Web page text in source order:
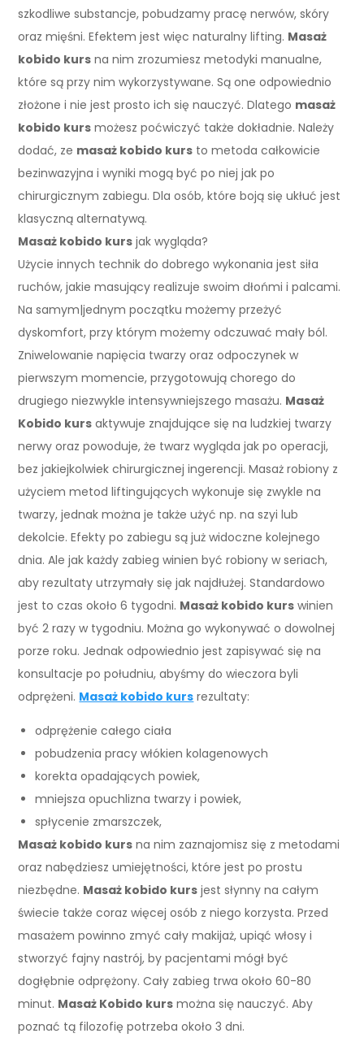
szkodliwe substancje, pobudzamy pracę nerwów, skóry
oraz mięśni. Efektem jest więc naturalny lifting. Masaż
kobido kurs na nim zrozumiesz metodyki manualne,
które są przy nim wykorzystywane. Są one odpowiednio
złożone i nie jest prosto ich się nauczyć. Dlatego masaż
kobido kurs możesz poćwiczyć także dokładnie. Należy
dodać, ze masaż kobido kurs to metoda całkowicie
bezinwazyjna i wyniki mogą być po niej jak po
chirurgicznym zabiegu. Dla osób, które boją się ukłuć jest
klasyczną alternatywą.
Masaż kobido kurs jak wygląda?
Użycie innych technik do dobrego wykonania jest siła
ruchów, jakie masujący realizuje swoim dłońmi i palcami.
Na samym|jednym początku możemy przeżyć
dyskomfort, przy którym możemy odczuwać mały ból.
Zniwelowanie napięcia twarzy oraz odpoczynek w
pierwszym momencie, przygotowują chorego do
drugiego niezwykle intensywniejszego masażu. Masaż
Kobido kurs aktywuje znajdujące się na ludzkiej twarzy
nerwy oraz powoduje, że twarz wygląda jak po operacji,
bez jakiejkolwiek chirurgicznej ingerencji. Masaż robiony z
użyciem metod liftingujących wykonuje się zwykle na
twarzy, jednak można je także użyć np. na szyi lub
dekolcie. Efekty po zabiegu są już widoczne kolejnego
dnia. Ale jak każdy zabieg winien być robiony w seriach,
aby rezultaty utrzymały się jak najdłużej. Standardowo
jest to czas około 6 tygodni. Masaż kobido kurs winien
być 2 razy w tygodniu. Można go wykonywać o dowolnej
porze roku. Jednak odpowiednio jest zapisywać się na
konsultacje po południu, abyśmy do wieczora byli
odprężeni. Masaż kobido kurs rezultaty:
odprężenie całego ciała
pobudzenia pracy włókien kolagenowych
korekta opadających powiek,
mniejsza opuchlizna twarzy i powiek,
spłycenie zmarszczek,
Masaż kobido kurs na nim zaznajomisz się z metodami
oraz nabędziesz umiejętności, które jest po prostu
niezbędne. Masaż kobido kurs jest słynny na całym
świecie także coraz więcej osób z niego korzysta. Przed
masażem powinno zmyć cały makijaż, upiąć włosy i
stworzyć fajny nastrój, by pacjentami mógł być
dogłębnie odprężony. Cały zabieg trwa około 60-80
minut. Masaż Kobido kurs można się nauczyć. Aby
poznać tą filozofię potrzeba około 3 dni.